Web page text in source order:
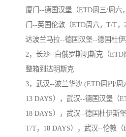
厦门--德国汉堡（ETD周三/周六
门--英国伦敦（ETD周六，T/T，
达波兰马拉--德国汉堡--德国杜
2，长沙--白俄罗斯明斯克（ETD
整箱到达明斯克
3，武汉--波兰华沙 (ETD周四/周
13 DAYS），武汉--德国汉堡（
18 DAYS），武汉--德国杜伊斯
T/T，18 DAYS），武汉--伦敦（